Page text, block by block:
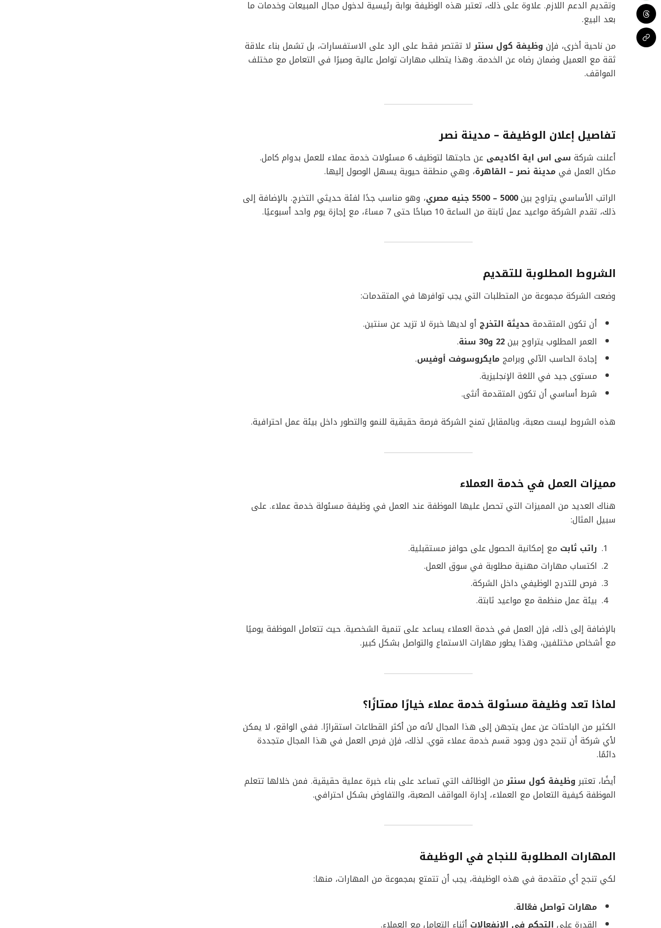
وتقديم الدعم اللازم. علاوة على ذلك، تعتبر هذه الوظيفة بوابة رئيسية لدخول مجال المبيعات وخدمات ما
بعد البيع.
من ناحية أخرى، فإن وظيفة كول سنترلا تقتصر فقط على الرد على الاستفسارات، بل تشمل بناء علاقة
ثقة مع العميل وضمان رضاه عن الخدمة. وهذا يتطلب مهارات تواصل عالية وصبرًا في التعامل مع مختلف
المواقف.
تفاصيل إعلان الوظيفة – مدينة نصر
أعلنت شركة سى اس اية اكاديمى
عن حاجتها لتوظيف 6 مسئولات خدمة عملاء للعمل بدوام كامل.
مكان العمل في مدينة نصر – القاهرة، وهي منطقة حيوية يسهل الوصول إليها.
الراتب الأساسي يتراوح بين5000 – 5500 جنيه مصري
، وهو مناسب جدًا لفئة حديثي التخرج. بالإضافة إلى
ذلك، تقدم الشركة مواعيد عمل ثابتة من الساعة 10 صباحًا حتى 7 مساءً، مع إجازة يوم واحد أسبوعيًا.
الشروط المطلوبة للتقديم
وضعت الشركة مجموعة من المتطلبات التي يجب توافرها في المتقدمات:
أن تكون المتقدمة حديثة التخرج أو لديها خبرة لا تزيد عن سنتين.
العمر المطلوب يتراوح بين22 و30 سنة
.
إجادة الحاسب الآلي وبرامج مايكروسوفت أوفيس.
مستوى جيد في اللغة الإنجليزية.
شرط أساسي أن تكون المتقدمة أنثى.
هذه الشروط ليست صعبة، وبالمقابل تمنح الشركة فرصة حقيقية للنمو والتطور داخل بيئة عمل احترافية.
مميزات العمل في خدمة العملاء
هناك العديد من المميزات التي تحصل عليها الموظفة عند العمل في وظيفة مسئولة خدمة عملاء. على
سبيل المثال:
راتب ثابت مع إمكانية الحصول على حوافز مستقبلية.
اكتساب مهارات مهنية مطلوبة في سوق العمل.
فرص للتدرج الوظيفي داخل الشركة.
بيئة عمل منظمة مع مواعيد ثابتة.
بالإضافة إلى ذلك، فإن العمل في خدمة العملاء يساعد على تنمية الشخصية. حيث تتعامل الموظفة يوميًا
مع أشخاص مختلفين، وهذا يطور مهارات الاستماع والتواصل بشكل كبير.
لماذا تعد وظيفة مسئولة خدمة عملاء خيارًا ممتازًا؟
الكثير من الباحثات عن عمل يتجهن إلى هذا المجال لأنه من أكثر القطاعات استقرارًا. ففي الواقع، لا يمكن
لأي شركة أن تنجح دون وجود قسم خدمة عملاء قوي. لذلك، فإن فرص العمل في هذا المجال متجددة
دائمًا.
أيضًا، تعتبر وظيفة كول سنترمن الوظائف التي تساعد على بناء خبرة عملية حقيقية. فمن خلالها تتعلم
الموظفة كيفية التعامل مع العملاء، إدارة المواقف الصعبة، والتفاوض بشكل احترافي.
المهارات المطلوبة للنجاح في الوظيفة
لكي تنجح أي متقدمة في هذه الوظيفة، يجب أن تتمتع بمجموعة من المهارات، منها:
مهارات تواصل فعّالة.
القدرة على التحكم في الانفعالات أثناء التعامل مع العملاء.